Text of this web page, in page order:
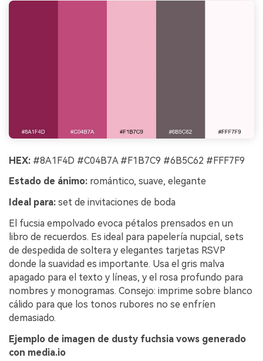
HEX: #8A1F4D #C04B7A #F1B7C9 #6B5C62 #FFF7F9
Estado de ánimo: romántico, suave, elegante
Ideal para: set de invitaciones de boda
El fucsia empolvado evoca pétalos prensados en un
libro de recuerdos. Es ideal para papelería nupcial, sets
de despedida de soltera y elegantes tarjetas RSVP
donde la suavidad es importante. Usa el gris malva
apagado para el texto y líneas, y el rosa profundo para
nombres y monogramas. Consejo: imprime sobre blanco
cálido para que los tonos rubores no se enfríen
demasiado.
Ejemplo de imagen de dusty fuchsia vows generado
con media.io